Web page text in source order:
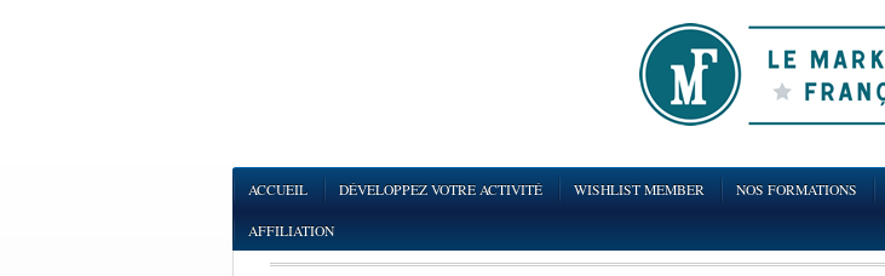
ACCUEIL DÉVELOPPEZ VOTRE ACTIVITÉ WISHLIST MEMBER NOS FORMATIONS
AFFILIATION